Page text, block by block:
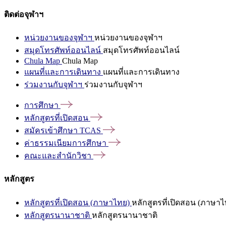
ติดต่อจุฬาฯ
หน่วยงานของจุฬาฯ หน่วยงานของจุฬาฯ
สมุดโทรศัพท์ออนไลน์ สมุดโทรศัพท์ออนไลน์
Chula Map Chula Map
แผนที่และการเดินทาง แผนที่และการเดินทาง
ร่วมงานกับจุฬาฯ ร่วมงานกับจุฬาฯ
การศึกษา
หลักสูตรที่เปิดสอน
สมัครเข้าศึกษา TCAS
ค่าธรรมเนียมการศึกษา
คณะและสำนักวิชา
หลักสูตร
หลักสูตรที่เปิดสอน (ภาษาไทย) หลักสูตรที่เปิดสอน (ภาษาไ
หลักสูตรนานาชาติ หลักสูตรนานาชาติ